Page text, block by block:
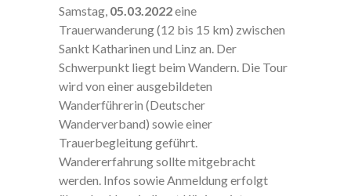
Samstag, 05.03.2022eine
Trauerwanderung (12 bis 15 km) zwischen
Sankt Katharinen und Linz an. Der
Schwerpunkt liegt beim Wandern. Die Tour
wird von einer ausgebildeten
Wanderführerin (Deutscher
Wanderverband) sowie einer
Trauerbegleitung geführt.
Wandererfahrung sollte mitgebracht
werden. Infos sowie Anmeldung erfolgt